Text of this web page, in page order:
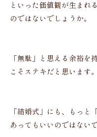
といった価値観が生まれる
のではないでしょうか。
「無駄」と思える余裕を
こそステキだと思います。
「結婚式」にも、もっと
あってもいいのではない